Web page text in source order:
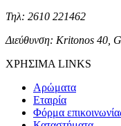
Τηλ: 2610 221462
Διεύθυνση: Kritonos 40,
ΧΡΗΣΙΜΑ LINKS
Αρώματα
Εταιρία
Φόρμα